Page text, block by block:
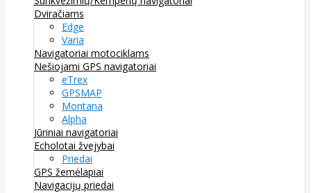
Dviračiams
Edge
Varia
Navigatoriai motociklams
Nešiojami GPS navigatoriai
eTrex
GPSMAP
Montana
Alpha
Jūriniai navigatoriai
Echolotai žvejybai
Priedai
GPS žemėlapiai
Navigacijų priedai